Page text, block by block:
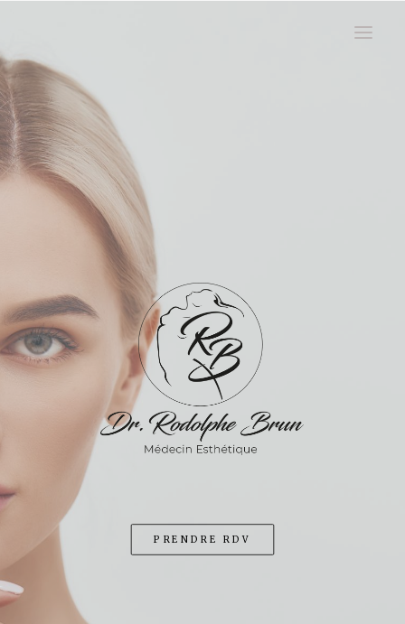
ACCUEIL
INJECTIONS
FILS TENSEURS
GREFFE DE CHEVEUX
POLYNUCLEOTIDES CHEVEUX
CORPS ET VISAGE SUBLIMÉS
CRYOLIPOLYSE
TRAITEMENT DES CERNES
MÉSOTHÉRAPIE
PEELINGS
PÉNOPLASTIE
PRENDRE RDV